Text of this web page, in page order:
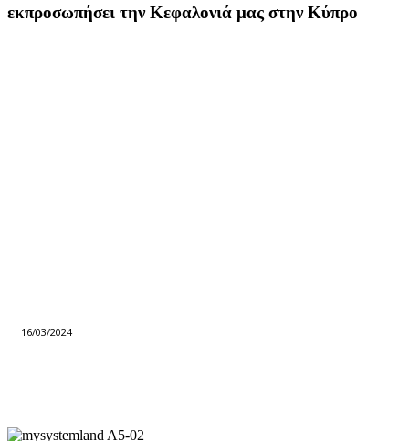
εκπροσωπήσει την Κεφαλονιά μας στην Κύπρο
16/03/2024